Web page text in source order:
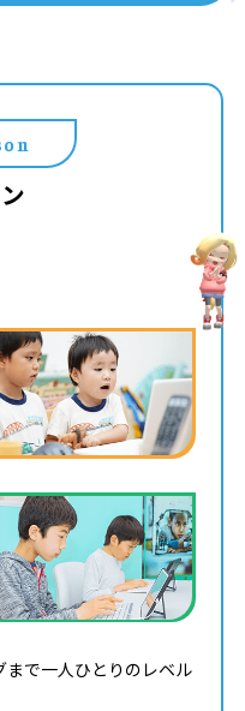
で一人ひとりのレベル